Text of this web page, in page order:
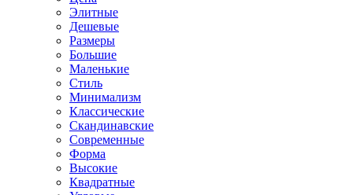
Элитные
Дешевые
Размеры
Большие
Маленькие
Стиль
Минимализм
Классические
Скандинавские
Современные
Форма
Высокие
Квадратные